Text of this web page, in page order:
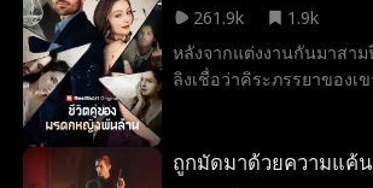
Dracula เป็นเจ้าของโดย
พลัง คืนหนึ่งโชคชะตาในวั
จะเปลี่ยนไปตลอดกาล ...
261.9k
1.9k
หลังจากแต่งงานกันมาสาม
ลิงเชื่อว่าคิระภรรยาของเ
หย่ากับเขาและยอมรับตัวต
ถูกมัดมาด้วยความแค้